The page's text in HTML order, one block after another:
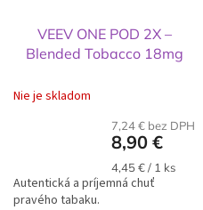
VEEV ONE POD 2X –
Blended Tobacco 18mg
Nie je skladom
7,24 € bez DPH
8,90 €
Jednotková
cena:
4,45 € / 1 ks
Autentická a príjemná chuť
pravého tabaku.